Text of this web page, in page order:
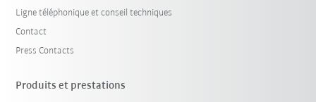
Ligne téléphonique et conseil techniques
Contact
Press Contacts
Produits et prestations